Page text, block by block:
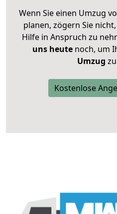
Wenn Sie einen Umzug
planen, zögern Sie
Hilfe in Anspruch zu
uns heutenoch, um
Umzug
Kostenlose